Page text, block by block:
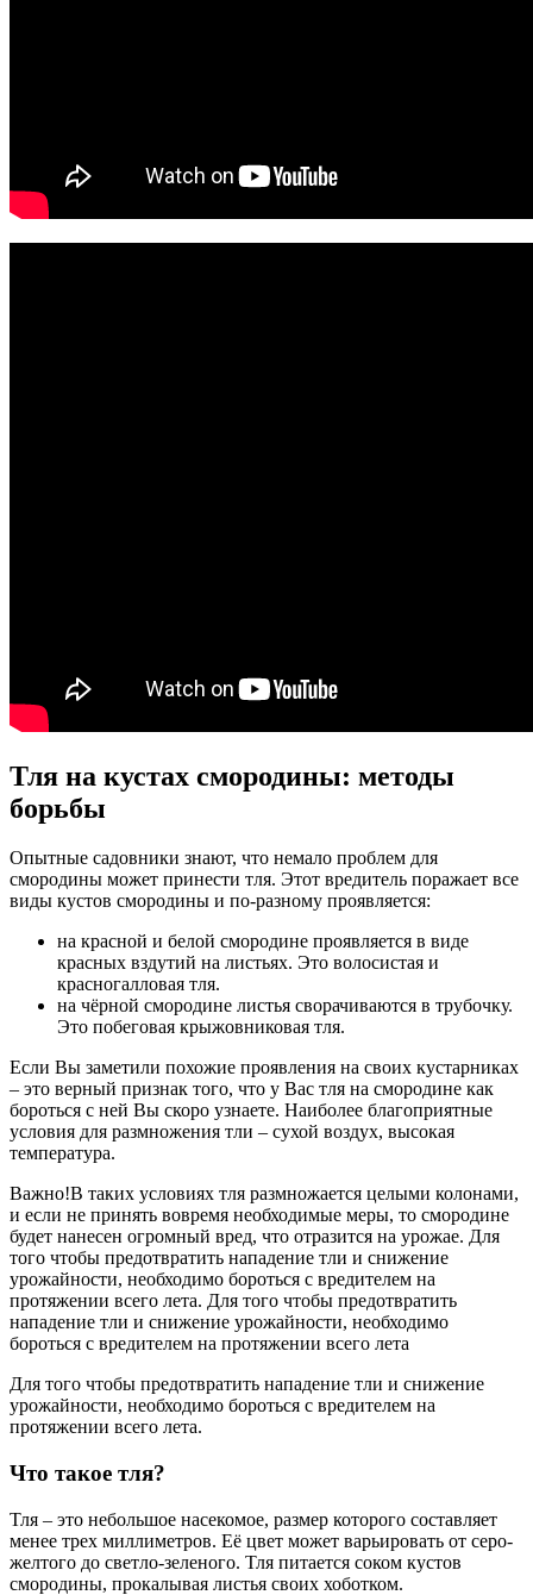
Тля на кустах смородины: методы
борьбы
Опытные садовники знают, что немало проблем для
смородины может принести тля. Этот вредитель поражает все
виды кустов смородины и по-разному проявляется:
на красной и белой смородине проявляется в виде
красных вздутий на листьях. Это волосистая и
красногалловая тля.
на чёрной смородине листья сворачиваются в трубочку.
Это побеговая крыжовниковая тля.
Если Вы заметили похожие проявления на своих кустарниках
– это верный признак того, что у Вас тля на смородине как
бороться с ней Вы скоро узнаете. Наиболее благоприятные
условия для размножения тли – сухой воздух, высокая
температура.
Важно!В таких условиях тля размножается целыми колонами,
и если не принять вовремя необходимые меры, то смородине
будет нанесен огромный вред, что отразится на урожае. Для
того чтобы предотвратить нападение тли и снижение
урожайности, необходимо бороться с вредителем на
протяжении всего лета. Для того чтобы предотвратить
нападение тли и снижение урожайности, необходимо
бороться с вредителем на протяжении всего лета
Для того чтобы предотвратить нападение тли и снижение
урожайности, необходимо бороться с вредителем на
протяжении всего лета.
Что такое тля?
Тля – это небольшое насекомое, размер которого составляет
менее трех миллиметров. Её цвет может варьировать от серо-
желтого до светло-зеленого. Тля питается соком кустов
смородины, прокалывая листья своих хоботком.